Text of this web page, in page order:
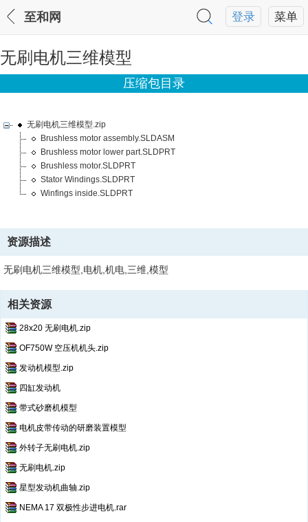
菜单
登录
至和网
无刷电机三维模型
压缩包目录
无刷电机三维模型.zip
Brushless motor assembly.SLDASM
Brushless motor lower part.SLDPRT
Brushless motor.SLDPRT
Stator Windings.SLDPRT
Winfings inside.SLDPRT
资源描述
无刷电机三维模型,电机,机电,三维,模型
相关资源
28x20 无刷电机.zip
OF750W 空压机机头.zip
发动机模型.zip
四缸发动机
带式砂磨机模型
电机皮带传动的研磨装置模型
外转子无刷电机.zip
无刷电机.zip
星型发动机曲轴.zip
NEMA 17 双极性步进电机.rar